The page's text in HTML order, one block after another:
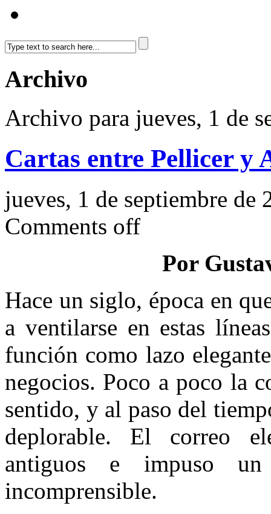
Archivo
Archivo para jueves, 1 de
Cartas entre Pellicer y
jueves, 1 de septiembre de
Comments off
Por
Hace un siglo, época en
a ventilarse en estas
función como lazo
negocios. Poco a poco la
sentido, y al paso del
deplorable. El correo
antiguos e impuso
incomprensible.